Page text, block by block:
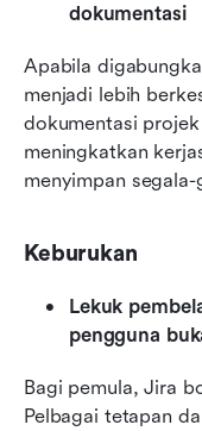
dokumentasi
Apabila
menjadi lebih
dokumentasi
meningkatkan
menyimpan
Keburukan
Lekuk
pengguna
Bagi pemula, Jira
Pelbagai tetapan